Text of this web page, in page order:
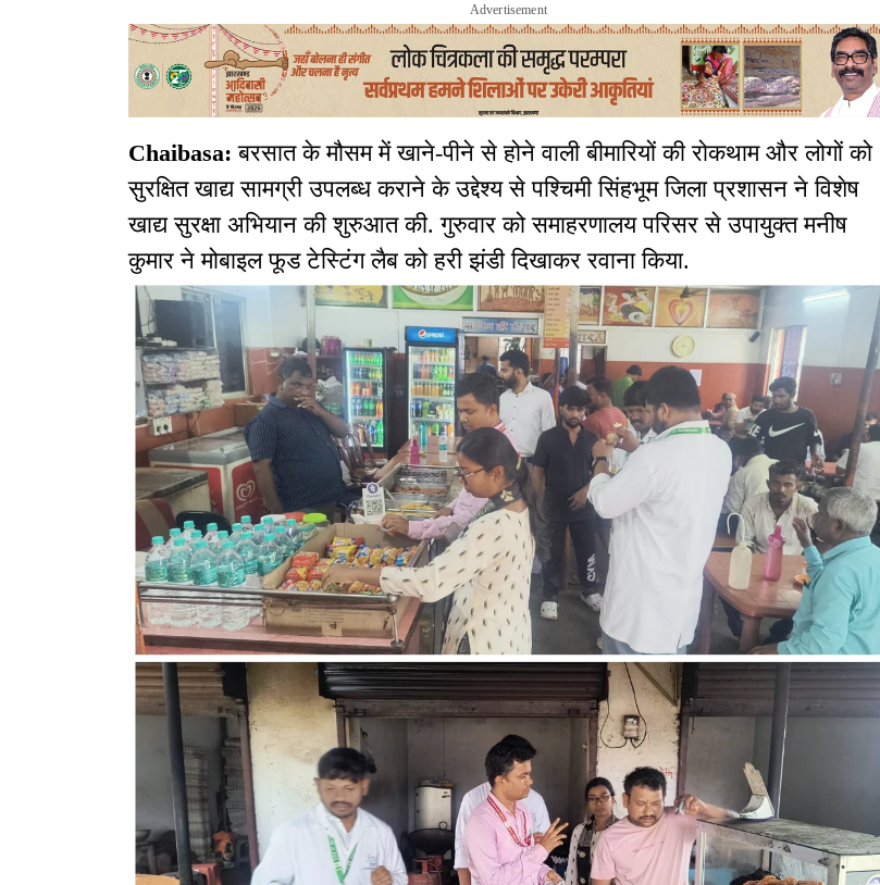
Advertisement
Chaibasa: बरसात के मौसम में खाने-पीने से होने वाली बीमारियों की रोकथाम और लोगों को
सुरक्षित खाद्य सामग्री उपलब्ध कराने के उद्देश्य से पश्चिमी सिंहभूम जिला प्रशासन ने विशेष
खाद्य सुरक्षा अभियान की शुरुआत की. गुरुवार को समाहरणालय परिसर से उपायुक्त मनीष
कुमार ने मोबाइल फूड टेस्टिंग लैब को हरी झंडी दिखाकर रवाना किया.